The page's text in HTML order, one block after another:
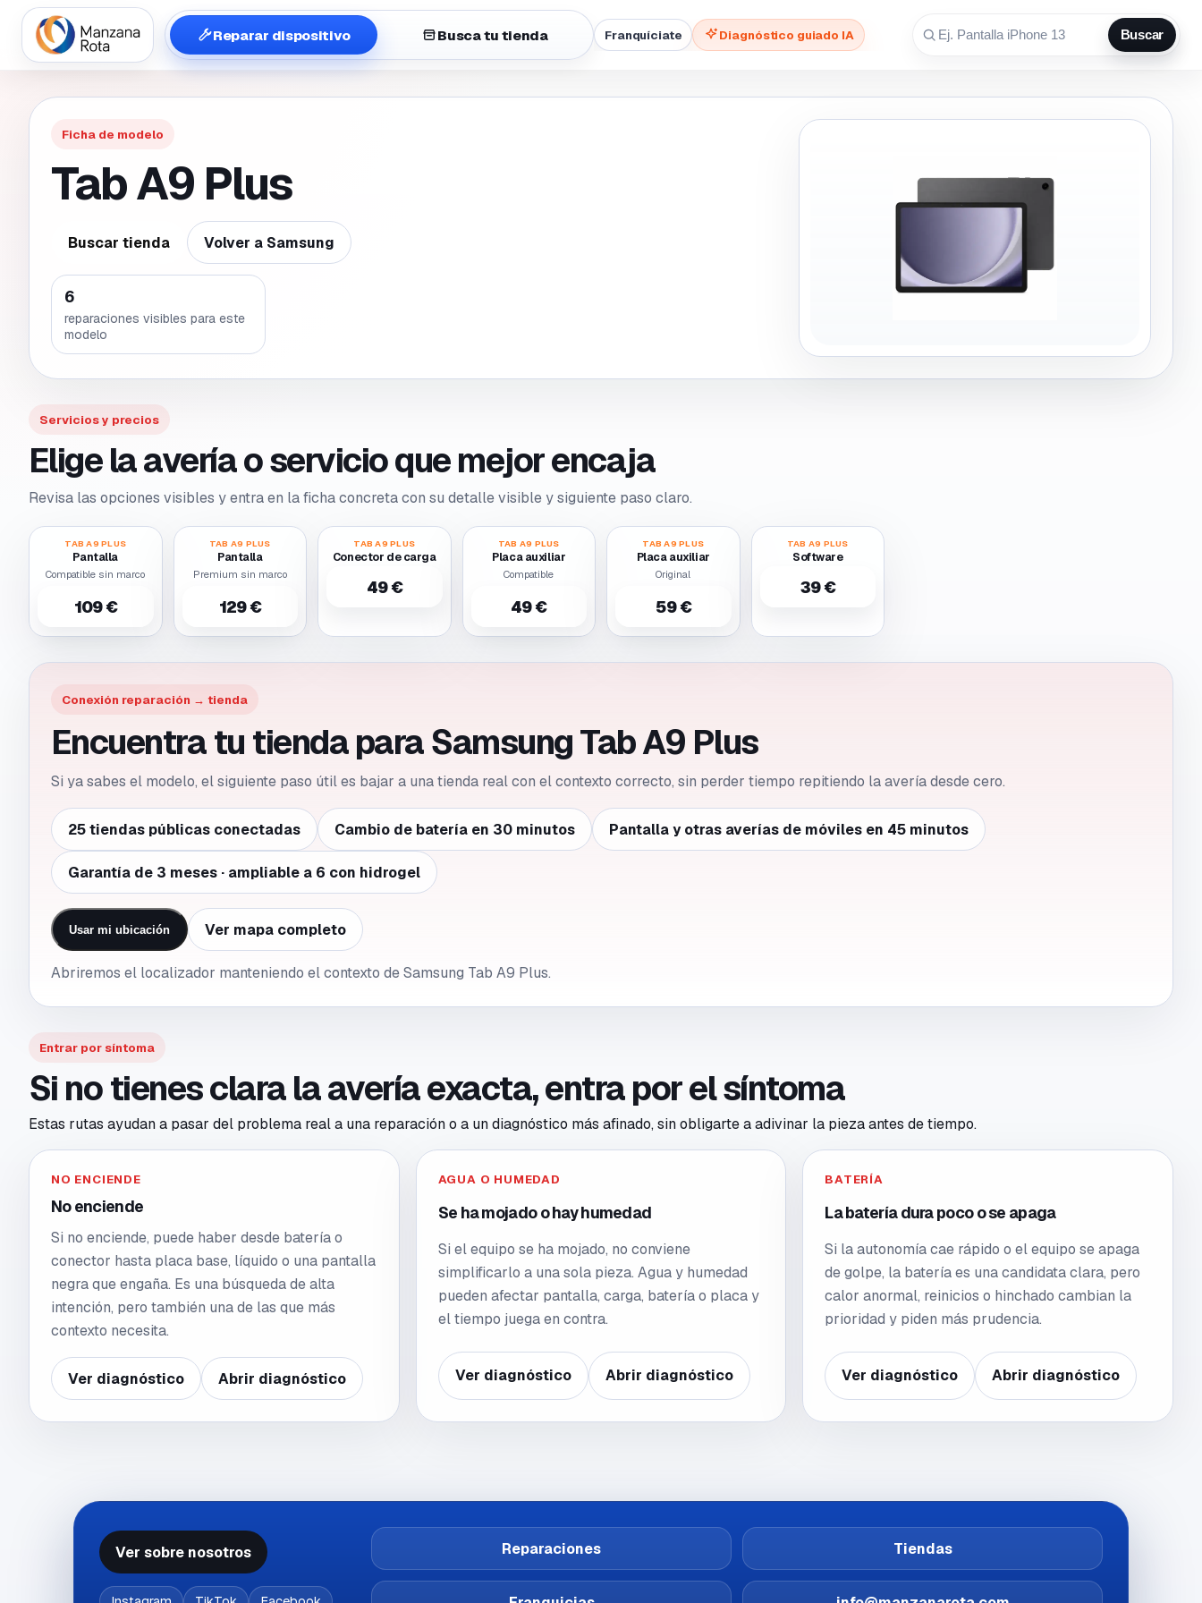
Reparar dispositivo Busca tu tienda Franquíciate Diagnóstico guiado IA Buscar
Ficha de modelo
Tab A9 Plus
Buscar tienda Volver a Samsung
6
reparaciones visibles para este
modelo
Servicios y precios
Elige la avería o servicio que mejor encaja
Revisa las opciones visibles y entra en la ficha concreta con su detalle visible y siguiente paso claro.
TAB A9 PLUS
Pantalla
Compatible sin marco
109 €
TAB A9 PLUS
Pantalla
Premium sin marco
129 €
TAB A9 PLUS
Conector de carga
49 €
TAB A9 PLUS
Placa auxiliar
Compatible
49 €
TAB A9 PLUS
Placa auxiliar
Original
59 €
TAB A9 PLUS
Software
39 €
Conexión reparación → tienda
Encuentra tu tienda para Samsung Tab A9 Plus
Si ya sabes el modelo, el siguiente paso útil es bajar a una tienda real con el contexto correcto, sin perder tiempo repitiendo la avería desde cero.
25 tiendas públicas conectadas Cambio de batería en 30 minutos Pantalla y otras averías de móviles en 45 minutos
Garantía de 3 meses · ampliable a 6 con hidrogel
Usar mi ubicación Ver mapa completo
Abriremos el localizador manteniendo el contexto de Samsung Tab A9 Plus.
Entrar por síntoma
Si no tienes clara la avería exacta, entra por el síntoma
Estas rutas ayudan a pasar del problema real a una reparación o a un diagnóstico más afinado, sin obligarte a adivinar la pieza antes de tiempo.
NO ENCIENDE
No enciende
Si no enciende, puede haber desde batería o
conector hasta placa base, líquido o una pantalla
negra que engaña. Es una búsqueda de alta
intención, pero también una de las que más
contexto necesita.
Ver diagnóstico Abrir diagnóstico
AGUA O HUMEDAD
Se ha mojado o hay humedad
Si el equipo se ha mojado, no conviene
simplificarlo a una sola pieza. Agua y humedad
pueden afectar pantalla, carga, batería o placa y
el tiempo juega en contra.
Ver diagnóstico Abrir diagnóstico
BATERÍA
La batería dura poco o se apaga
Si la autonomía cae rápido o el equipo se apaga
de golpe, la batería es una candidata clara, pero
calor anormal, reinicios o hinchado cambian la
prioridad y piden más prudencia.
Ver diagnóstico Abrir diagnóstico
Ver sobre nosotros Reparaciones Tiendas